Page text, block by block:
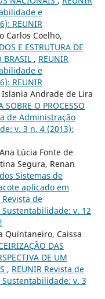
e
REUNIR
Carlos Coelho,
E ESTRUTURA DE
BRASIL , REUNIR
e
REUNIR
Andrade de Lira
SOBRE O PROCESSO
de Administração
v. 3 n. 4 (2013):
Lúcia Fonte de
Segura, Renan
Sistemas de
aplicado em
Revista de
v. 12
Quintaneiro, Caissa
DAS
DE UM
, REUNIR Revista de
v. 3